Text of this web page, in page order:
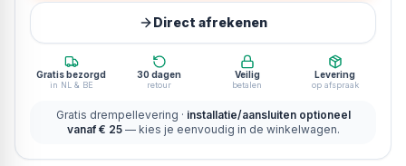
Direct afrekenen
Gratis bezorgd
in NL & BE
30 dagen
retour
Veilig
betalen
Levering
op afspraak
Gratis drempellevering · installatie/aansluiten optioneel
vanaf € 25 — kies je eenvoudig in de winkelwagen.